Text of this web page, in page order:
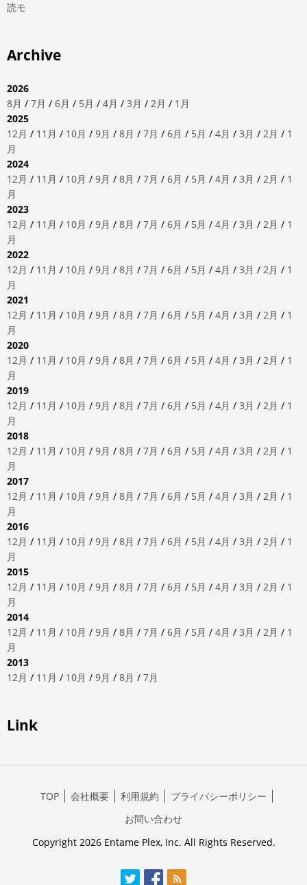
読モ
Archive
2026
8月 / 7月 / 6月 / 5月 / 4月 / 3月 / 2月 / 1月
2025
12月 / 11月 / 10月 / 9月 / 8月 / 7月 / 6月 / 5月 / 4月 / 3月 / 2月 / 1
月
2024
12月 / 11月 / 10月 / 9月 / 8月 / 7月 / 6月 / 5月 / 4月 / 3月 / 2月 / 1
月
2023
12月 / 11月 / 10月 / 9月 / 8月 / 7月 / 6月 / 5月 / 4月 / 3月 / 2月 / 1
月
2022
12月 / 11月 / 10月 / 9月 / 8月 / 7月 / 6月 / 5月 / 4月 / 3月 / 2月 / 1
月
2021
12月 / 11月 / 10月 / 9月 / 8月 / 7月 / 6月 / 5月 / 4月 / 3月 / 2月 / 1
月
2020
12月 / 11月 / 10月 / 9月 / 8月 / 7月 / 6月 / 5月 / 4月 / 3月 / 2月 / 1
月
2019
12月 / 11月 / 10月 / 9月 / 8月 / 7月 / 6月 / 5月 / 4月 / 3月 / 2月 / 1
月
2018
12月 / 11月 / 10月 / 9月 / 8月 / 7月 / 6月 / 5月 / 4月 / 3月 / 2月 / 1
月
2017
12月 / 11月 / 10月 / 9月 / 8月 / 7月 / 6月 / 5月 / 4月 / 3月 / 2月 / 1
月
2016
12月 / 11月 / 10月 / 9月 / 8月 / 7月 / 6月 / 5月 / 4月 / 3月 / 2月 / 1
月
2015
12月 / 11月 / 10月 / 9月 / 8月 / 7月 / 6月 / 5月 / 4月 / 3月 / 2月 / 1
月
2014
12月 / 11月 / 10月 / 9月 / 8月 / 7月 / 6月 / 5月 / 4月 / 3月 / 2月 / 1
月
2013
12月 / 11月 / 10月 / 9月 / 8月 / 7月
Link
TOP 会社概要 利用規約
プライバシーポリシー
お問い合わせ
Copyright 2026 Entame Plex, Inc. All Rights Reserved.